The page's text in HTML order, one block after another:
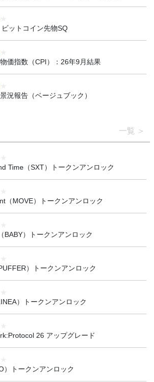
ビットコイン先物SQ
価指数（CPI）：26年9月結果
況報告（ベージュブック）
一覧
Time（SXT）トークンアンロック
（MOVE）トークンアンロック
BABY）トークンアンロック
）トークンアンロック
）トークンアンロック
26 アップグレード
）トークンアンロック